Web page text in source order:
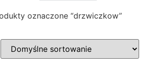
oznaczone “drzwiczkow”